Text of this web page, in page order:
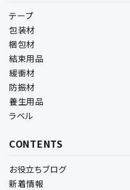
テープ
包装材
梱包材
結束用品
緩衝材
防振材
養生用品
ラベル
CONTENTS
お役立ちブログ
新着情報